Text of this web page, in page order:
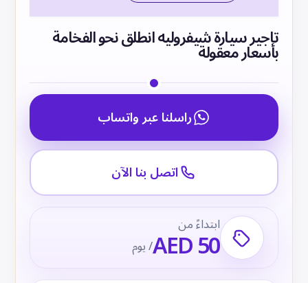
تاجير سيارة شيفروليه انطلق نحو الفخامة
بأسعار معقولة
راسلنا عبر واتساب
اتصل بنا الآن
ابتداءً من
AED 50/ يوم